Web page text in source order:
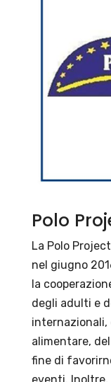
Polo
La Polo
nel giugno
la
degli adulti e
internazionali,
alimentare,
fine di